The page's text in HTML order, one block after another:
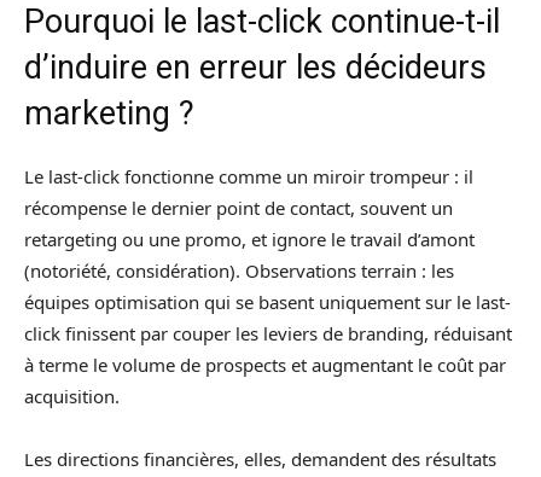
Pourquoi le last-click continue-t-il
d’induire en erreur les décideurs
marketing ?
Le last-click fonctionne comme un miroir trompeur : il
récompense le dernier point de contact, souvent un
retargeting ou une promo, et ignore le travail d’amont
(notoriété, considération). Observations terrain : les
équipes optimisation qui se basent uniquement sur le last-
click finissent par couper les leviers de branding, réduisant
à terme le volume de prospects et augmentant le coût par
acquisition.
Les directions financières, elles, demandent des résultats